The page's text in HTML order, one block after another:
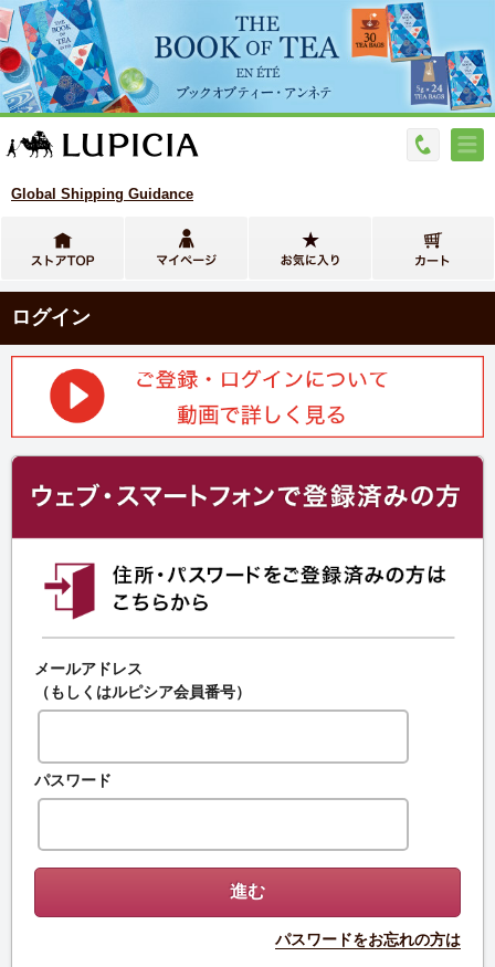
Global Shipping Guidance
ログイン
メールアドレス
（もしくはルピシア会員番号）
パスワード
パスワードをお忘れの方は